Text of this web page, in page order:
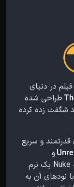
یکی از بهترین نرم افزارهای Composite فیلم در دنیای
طراحی شده
شگفت زده کرده
قدرتمند و سریع
و
) و از همه مهم تر این که Nuke یک نرم
نودهای آن به